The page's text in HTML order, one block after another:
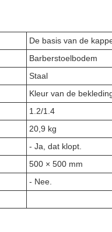
De basis van de
Barberstoelbodem
Staal
Kleur van de
1.2/1.4
20,9 kg
- Ja, dat klopt.
500 × 500 mm
- Nee.